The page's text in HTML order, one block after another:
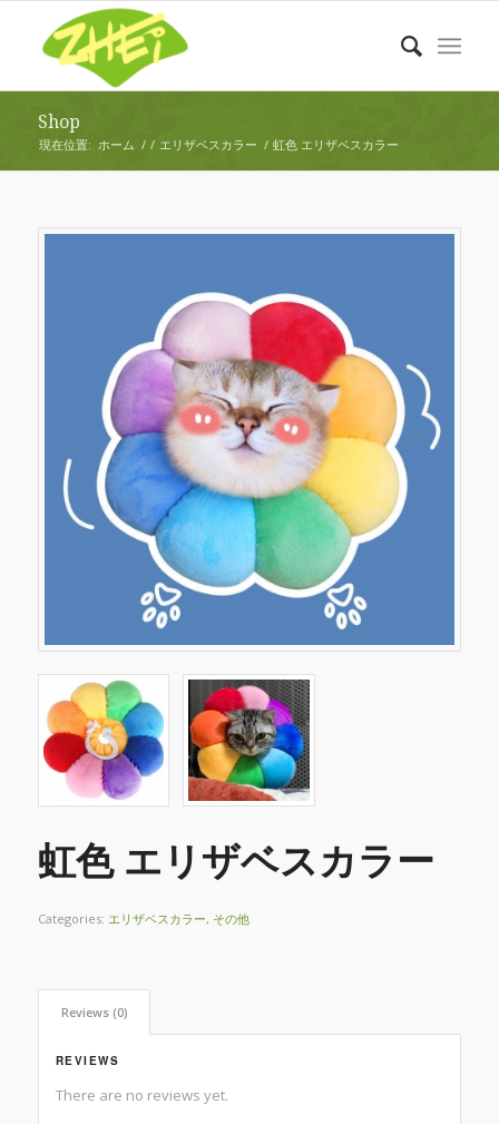
Shop
現在位置: ホーム / / エリザベスカラー / 虹色 エリザベスカラー
虹色 エリザベスカラー
Categories: エリザベスカラー, その他
Reviews (0)
REVIEWS
There are no reviews yet.